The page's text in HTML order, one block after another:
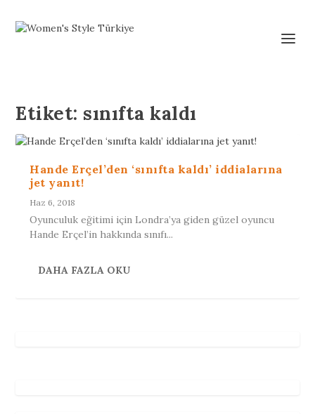
Etiket: sınıfta kaldı
Hande Erçel’den ‘sınıfta kaldı’ iddialarına
jet yanıt!
Haz 6, 2018
Oyunculuk eğitimi için Londra’ya giden güzel oyuncu
Hande Erçel’in hakkında sınıfı...
DAHA FAZLA OKU